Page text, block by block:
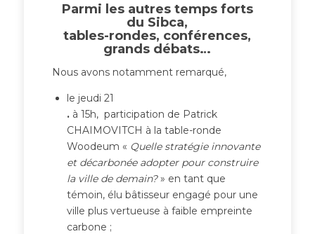
Parmi les autres temps forts
du Sibca,
tables-rondes, conférences,
grands débats…
Nous avons notamment remarqué,
le jeudi 21
. à 15h, participation de Patrick
CHAIMOVITCH à la table-ronde
Woodeum « Quelle stratégie innovante
et décarbonée adopter pour construire
la ville de demain?» en tant que
témoin, élu bâtisseur engagé pour une
ville plus vertueuse à faible empreinte
carbone ;